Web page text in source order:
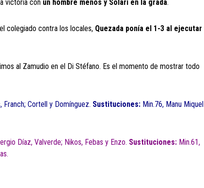
victoria con un hombre menos y Solari en la grada.
colegiado contra los locales, Quezada ponía el 1-3 al ejecutar
al Zamudio en el Di Stéfano. Es el momento de mostrar todo
Franch; Cortell y Domínguez. Sustituciones: Min.76, Manu Miquel
Díaz, Valverde; Nikos, Febas y Enzo. Sustituciones: Min.61,